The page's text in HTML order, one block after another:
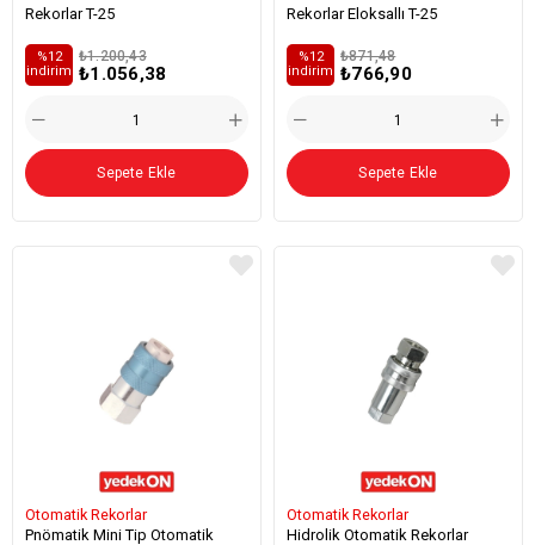
Rekorlar T-25
₺1.056,38
₺1.200,43
%12
i̇ndirim
Sepete Ekle
Rekorlar Eloksallı T-25
₺766,90
₺871,48
%12
i̇ndirim
Sepete Ekle
Otomatik Rekorlar
Pnömatik Mini Tip Otomatik
Otomatik Rekorlar
Hidrolik Otomatik Rekorlar